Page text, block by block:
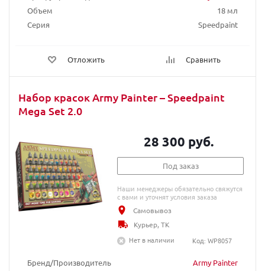
Объем
18 мл
Серия
Speedpaint
Отложить Сравнить
Набор красок Army Painter – Speedpaint
Mega Set 2.0
Бренд/Производитель
Army Painter
28 300 руб.
Под заказ
Наши менеджеры обязательно свяжутся
с вами и уточнят условия заказа
Самовывоз
Курьер, ТК
Нет в наличии
Код: WP8057